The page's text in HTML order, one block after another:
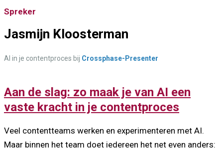
Spreker
Jasmijn Kloosterman
AI in je contentproces bij Crossphase-Presenter
Aan de slag: zo maak je van AI een
vaste kracht in je contentproces
Veel contentteams werken en experimenteren met AI.
Maar binnen het team doet iedereen het net even anders: